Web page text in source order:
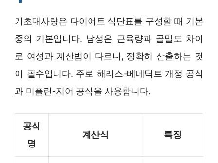
기초대사량은 다이어트 식단표를 구성할 때 기본
중의 기본입니다. 남성은 근육량과 골밀도 차이
로 여성과 계산법이 다르니, 정확히 산출하는 것
이 필수입니다. 주로 해리스-베네딕트 개정 공식
과 미플린-지어 공식을 사용합니다.
공식
명
계산식 특징